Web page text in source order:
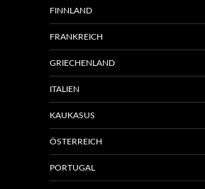
FINNLAND
FRANKREICH
GRIECHENLAND
ITALIEN
KAUKASUS
ÖSTERREICH
PORTUGAL